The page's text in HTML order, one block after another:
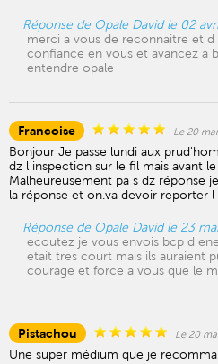
Réponse de Opale David le 02
merci a vous de reconnaitre et
confiance en vous et avancez a
entendre opale
Francoise Le 20
Bonjour Je passe lundi aux
dz l inspection sur le fil mais avant
Malheureusement pa s dz réponse
la réponse et on.va devoir reporter l
Réponse de Opale David le 23
ecoutez je vous envois bcp d
etait tres court mais ils auraient
courage et force a vous que le
Pistachou Le 20
Une super médium que je